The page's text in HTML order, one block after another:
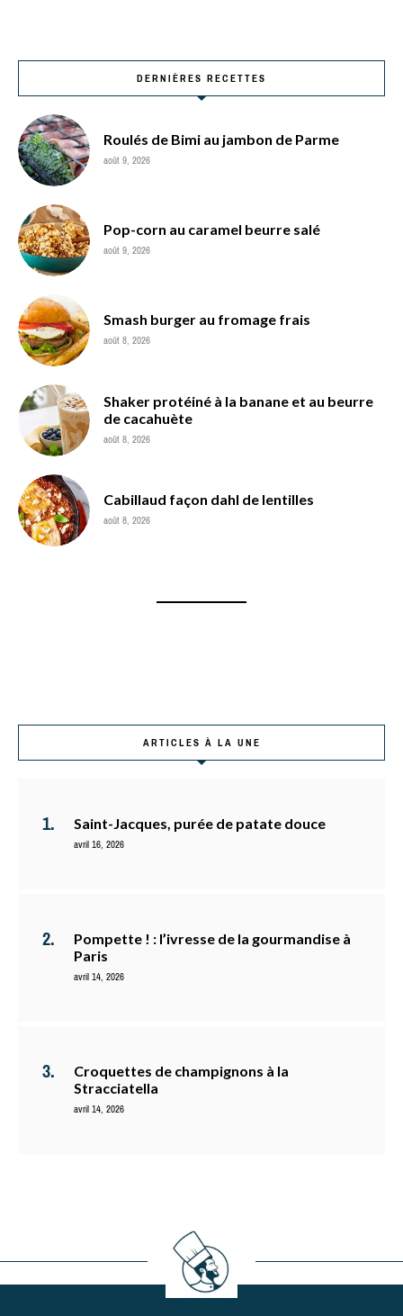
DERNIÈRES RECETTES
Roulés de Bimi au jambon de Parme
août 9, 2026
Pop-corn au caramel beurre salé
août 9, 2026
Smash burger au fromage frais
août 8, 2026
Shaker protéiné à la banane et au beurre
de cacahuète
août 8, 2026
Cabillaud façon dahl de lentilles
août 8, 2026
ARTICLES À LA UNE
Saint-Jacques, purée de patate douce
avril 16, 2026
Pompette ! : l’ivresse de la gourmandise à
Paris
avril 14, 2026
Croquettes de champignons à la
Stracciatella
avril 14, 2026